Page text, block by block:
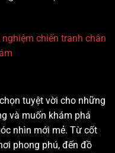
chiến tranh chân
tuyệt vời cho những
và muốn khám phá
nhìn mới mẻ. Từ cốt
phong phú, đến đồ